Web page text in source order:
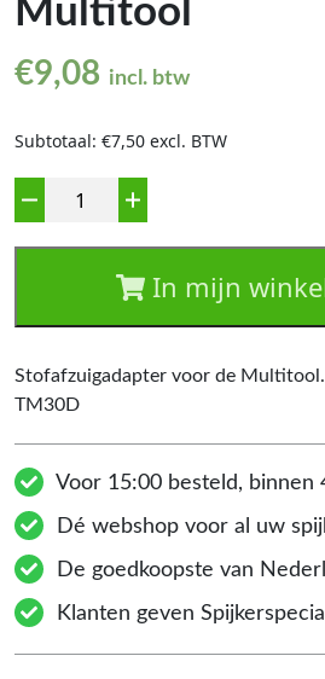
Multitool
€9,08 incl. btw
Subtotaal: €7,50 excl. BTW
Aantal
In mijn
Stofafzuigadapter voor de Multitool.
TM30D
Voor 15:00 besteld, binnen
Dé webshop voor al uw
De goedkoopste van
Klanten geven